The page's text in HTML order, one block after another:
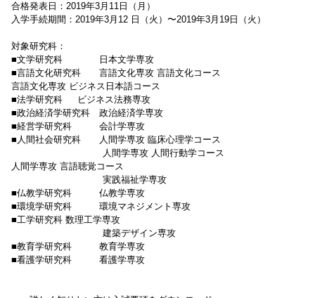
合格発表日：2019年3月11日（月）
入学手続期間：2019年3月12 日（火）〜2019年3月19日（火）
対象研究科：
■文学研究科 日本文学専攻
■言語文化研究科 言語文化専攻 言語文化コース
言語文化専攻 ビジネス日本語コース
■法学研究科 ビジネス法務専攻
■政治経済学研究科 政治経済学専攻
■経営学研究科 会計学専攻
■人間社会研究科 人間学専攻 臨床心理学コース
人間学専攻 人間行動学コース
人間学専攻 言語聴覚コース
実践福祉学専攻
■仏教学研究科 仏教学専攻
■環境学研究科 環境マネジメント専攻
■工学研究科 数理工学専攻
建築デザイン専攻
■教育学研究科 教育学専攻
■看護学研究科 看護学専攻